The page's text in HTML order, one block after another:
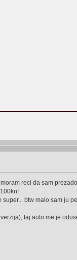
reci da sam
btw malo sam ju
taj auto me je